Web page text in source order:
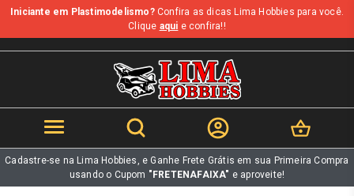
b
Iniciante em Plastimodelismo?Confira as dicas Lima Hobbies para você.
Clique aqui e confira!!
Cadastre-se na Lima Hobbies, e Ganhe Frete Grátis em sua Primeira Compra
usando o Cupom "FRETENAFAIXA" e aproveite!